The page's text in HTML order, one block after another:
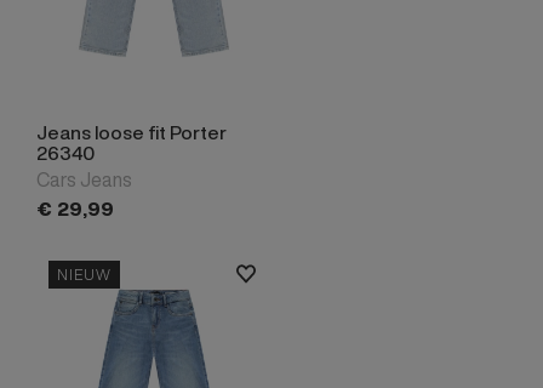
Jeans loose fit Porter
26340
Cars Jeans
€ 29,99
NIEUW